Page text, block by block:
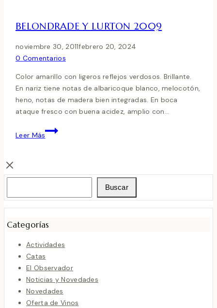
BELONDRADE Y LURTON 2009
noviembre 30, 2011febrero 20, 2024
0 Comentarios
Color amarillo con ligeros reflejos verdosos. Brillante.
En nariz tiene notas de albaricoque blanco, melocotón,
heno, notas de madera bien integradas. En boca
ataque fresco con buena acidez, amplio con…
Leer Más
BELONDRADE
Y
Buscar
Categorías
Actividades
Catas
El Observador
Noticias y Novedades
Novedades
Oferta de Vinos